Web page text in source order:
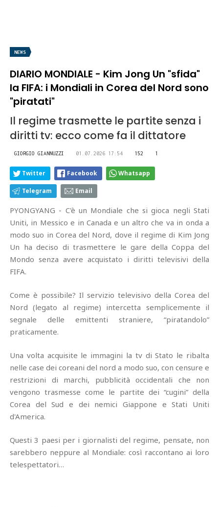
NEWS
DIARIO MONDIALE - Kim Jong Un "sfida"
la FIFA: i Mondiali in Corea del Nord sono
"piratati"
Il regime trasmette le partite senza i
diritti tv: ecco come fa il dittatore
GIORGIO GIANNUZZI 01.07.2026 17:54 152 1
Twitter Facebook Whatsapp
Telegram Email
PYONGYANG - C'è un Mondiale che si gioca negli Stati
Uniti, in Messico e in Canada e un altro che va in onda a
modo suo in Corea del Nord, dove il regime di Kim Jong
Un ha deciso di trasmettere le gare della Coppa del
Mondo senza avere acquistato i diritti televisivi della
FIFA.
Come è possibile? Il servizio televisivo della Corea del
Nord (legato al regime) intercetta semplicemente il
segnale delle emittenti straniere, “piratandolo”
praticamente.
Una volta acquisite le immagini la tv di Stato le ribalta
nelle case dei coreani del nord a modo suo, con censure e
restrizioni di marchi, pubblicità occidentali che non
vengono trasmesse come le partite dei “cugini” della
Corea del Sud e dei nemici Giappone e Stati Uniti
d'America.
Questi 3 paesi per i giornalisti del regime, pensate, non
sarebbero neppure al Mondiale: così raccontano ai loro
telespettatori…